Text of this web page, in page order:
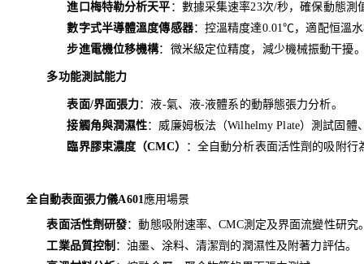
進口梅特勒分析天平 ：數據采集速率23次/秒，確保動態測
數字式半導體溫度傳感器：控溫精度達0.01℃，適配恒溫
步進電機位移機構：微米級定位精度，減少機械振動干擾
多功能測試能力
表面/界面張力：液-氣、液-液體系的動靜態張力分析。
接觸角與潤濕性：威廉姆板法（Wilhelmy Plate）測試固
臨界膠束濃度（CMC）
：全自動分析表面活性劑的吸附行
全自動表面張力儀A601應用場景
表面活性劑研發：動態吸附速率、CMC測定及界面流變性研究
工業品質控制 ：油墨、涂料、清潔劑的潤濕性及附著力評估。